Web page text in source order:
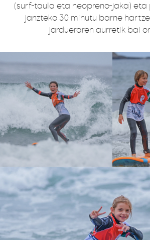
(surf-taula eta neopreno-jaka) eta
janzteko 30 minutu barne
jardueraren aurretik bai